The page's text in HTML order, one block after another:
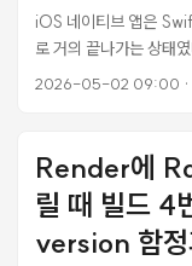
iOS 네이티브 앱은
로 거의 끝나가는 상
폴드만 있는 상태에서
phase로 끊어서 진행
모든 phase 에서 진짜
사용자가 실제로 깨졌
이그레이션 하는 사람이
2026-05-02 09:00 ·
Render에
릴 때 빌드
version 함